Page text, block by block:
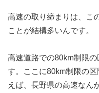
高速の取り締まりは、こ
ことが結構多いんです。
高速道路での80km制限
す。ここに80km制限の
えば、長野県の高速なん